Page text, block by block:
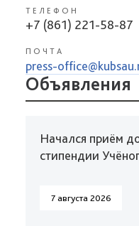
ТЕЛЕФОН
+7 (861) 221-58-87
ПОЧТА
press-
Объявления
Начался приём
стипендии
7 августа 2026